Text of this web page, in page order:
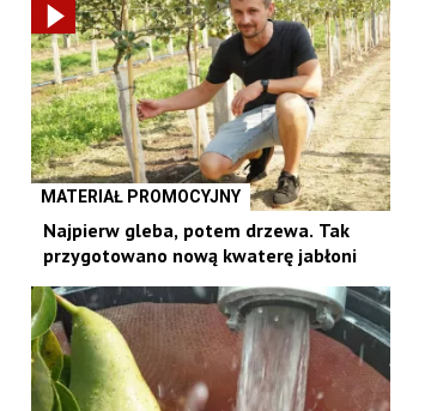
MATERIAŁ PROMOCYJNY
Najpierw gleba, potem drzewa. Tak
przygotowano nową kwaterę jabłoni